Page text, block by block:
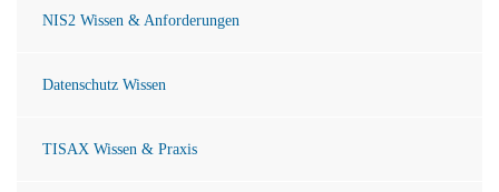
NIS2 Wissen & Anforderungen
Datenschutz Wissen
TISAX Wissen & Praxis